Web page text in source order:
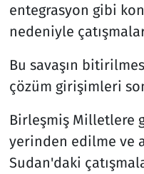
entegrasyon gibi
nedeniyle
Bu savaşın
çözüm girişimleri
Birleşmiş Milletlere
yerinden edilme ve
Sudan'daki